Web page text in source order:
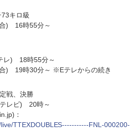
キロ級
) 16時55分～
レ) 18時55分～
) 19時30分～ ※Eテレからの続き
戦、決勝
レビ) 20時～
：
TTEXDOUBLES-----------FNL-000200-